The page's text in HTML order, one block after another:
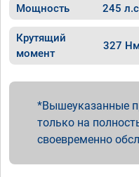
Мощность 245
Крутящий
момент
327
Вышеуказанные
только на
своевременно